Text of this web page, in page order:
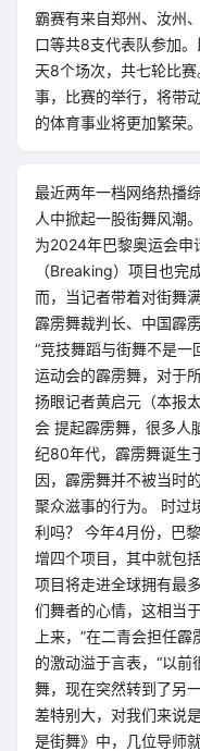
霸赛有来自郑州、汝州
口等共8支代表队参加
天8个场次，共七轮比
事，比赛的举行，将带
的体育事业将更加繁荣
最近两年一档网络热播
人中掀起一股街舞风潮
为2024年巴黎奥运会申
（Breaking）项目也完
而，当记者带着对街舞
霹雳舞裁判长、中国霹
“竞技舞蹈与街舞不是一
运动会的霹雳舞，对于
扬眼记者黄启元（本报
会 提起霹雳舞，很多人
纪80年代，霹雳舞诞生
因，霹雳舞并不被当时
聚众滋事的行为。 时过
利吗？ 今年4月份，巴
增四个项目，其中就包
项目将走进全球拥有最
们舞者的心情，这相当
上来，”在二青会担任
的激动溢于言表，“以
舞，现在突然转到了另
差特别大，对我们来说
是街舞》中，几位导师